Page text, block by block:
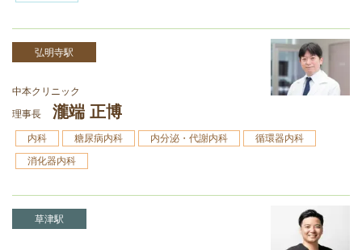
弘明寺駅
中本クリニック
理事長
瀧端 正博
内科 糖尿病内科 内分泌・代謝内科
循環器内科
消化器内科
草津駅